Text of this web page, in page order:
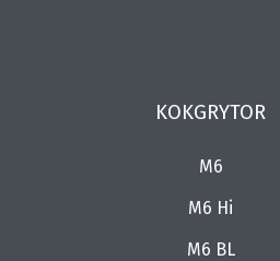
KOKGRYTOR
M6
M6 Hi
M6 BL